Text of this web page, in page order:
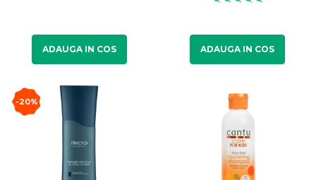
ADAUGA IN COS ADAUGA IN COS
-20%